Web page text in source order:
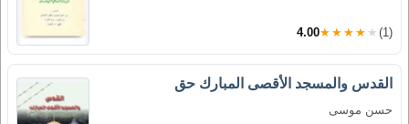
4.00★★★★★ (1)
القدس والمسجد الأقصى المبارك حق
حسن موسى